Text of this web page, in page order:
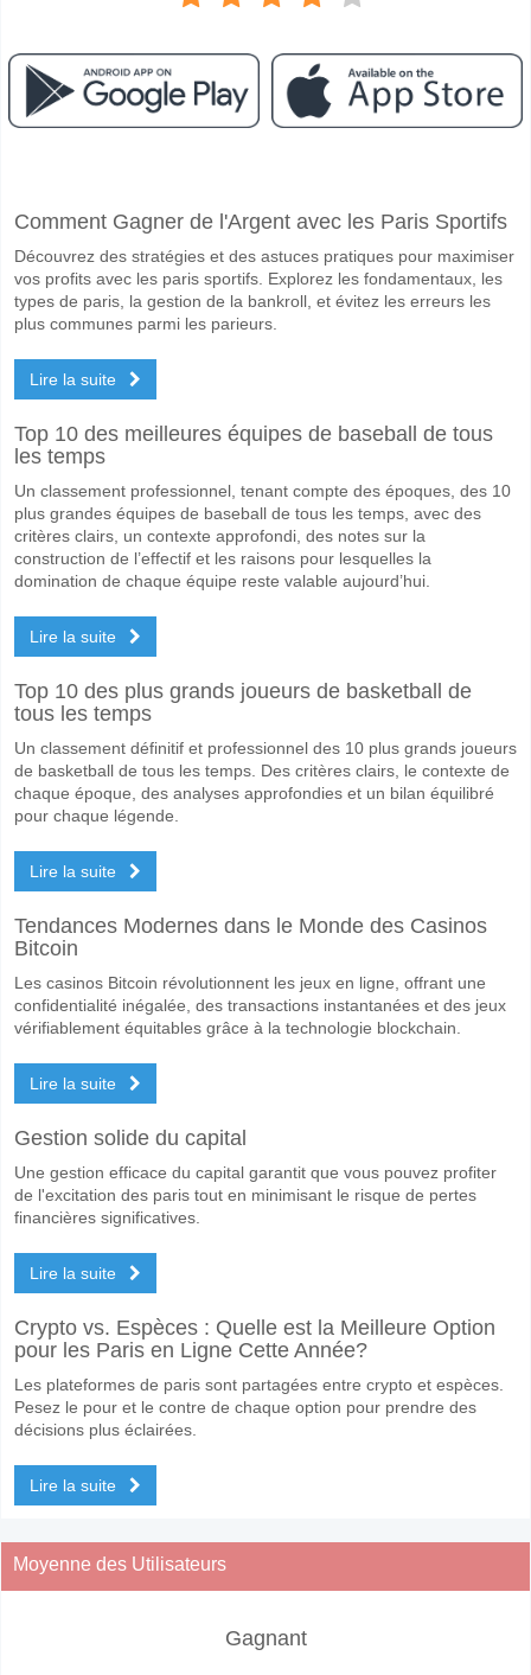
Le match entre Academico Viseu v Sporting B 16 May 2026 11:00.
Quelle est l'équipe favorite pour gagner entre
Academico Viseu pour le Gagnant du match, avec une probabilité de
Non pour Les Deux Équipes Marquent, avec un pourcentage de 55%.
Quel sera le résultat correct attendu entre Academico
Sur le côté risqué, vous pouvez essayer le Résultat Correct de 1-0
Comment Gagner de l'Argent avec les Paris Sportifs
Découvrez des stratégies et des astuces pratiques pour maximiser
vos profits avec les paris sportifs. Explorez les fondamentaux, les
types de paris, la gestion de la bankroll, et évitez les erreurs les
plus communes parmi les parieurs.
Lire la suite
Top 10 des meilleures équipes de baseball de tous
les temps
Un classement professionnel, tenant compte des époques, des 10
plus grandes équipes de baseball de tous les temps, avec des
critères clairs, un contexte approfondi, des notes sur la
construction de l’effectif et les raisons pour lesquelles la
domination de chaque équipe reste valable aujourd’hui.
Lire la suite
Top 10 des plus grands joueurs de basketball de
tous les temps
Un classement définitif et professionnel des 10 plus grands joueurs
de basketball de tous les temps. Des critères clairs, le contexte de
chaque époque, des analyses approfondies et un bilan équilibré
pour chaque légende.
Lire la suite
Tendances Modernes dans le Monde des Casinos
Bitcoin
Les casinos Bitcoin révolutionnent les jeux en ligne, offrant une
confidentialité inégalée, des transactions instantanées et des jeux
vérifiablement équitables grâce à la technologie blockchain.
Lire la suite
Gestion solide du capital
Une gestion efficace du capital garantit que vous pouvez profiter
de l'excitation des paris tout en minimisant le risque de pertes
financières significatives.
Lire la suite
Crypto vs. Espèces : Quelle est la Meilleure Option
pour les Paris en Ligne Cette Année?
Les plateformes de paris sont partagées entre crypto et espèces.
Pesez le pour et le contre de chaque option pour prendre des
décisions plus éclairées.
Lire la suite
Moyenne des Utilisateurs
Gagnant